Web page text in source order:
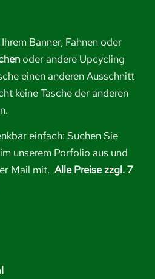
Banner, Fahnen oder
oder andere Upcycling
einen anderen Ausschnitt
keine Tasche der anderen
einfach: Suchen Sie
unserem Porfolio aus und
Mail mit. Alle Preise zzgl. 7